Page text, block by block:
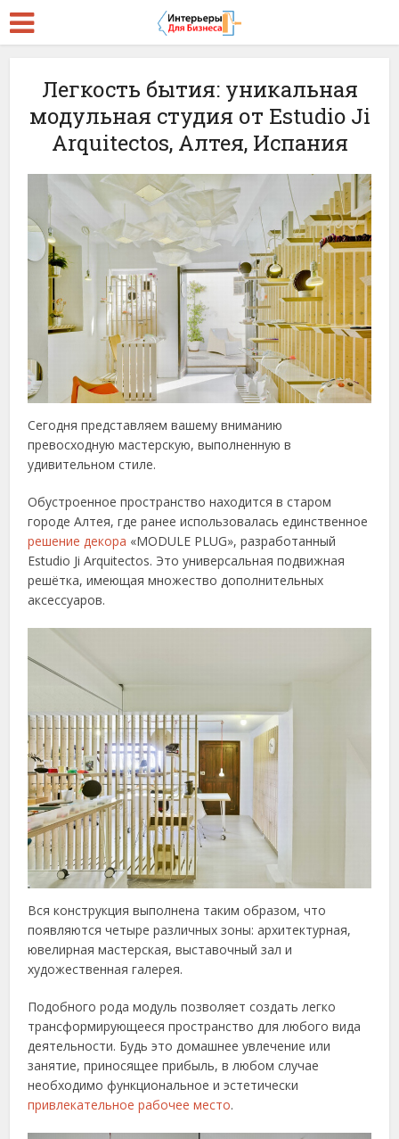
Легкость бытия: уникальная
модульная студия от Estudio Ji
Arquitectos, Алтея, Испания
Сегодня представляем вашему вниманию
превосходную мастерскую, выполненную в
удивительном стиле.
Обустроенное пространство находится в старом
городе Алтея, где ранее использовалась единственное
решение декора «MODULE PLUG», разработанный
Estudio Ji Arquitectos. Это универсальная подвижная
решётка, имеющая множество дополнительных
аксессуаров.
Вся конструкция выполнена таким образом, что
появляются четыре различных зоны: архитектурная,
ювелирная мастерская, выставочный зал и
художественная галерея.
Подобного рода модуль позволяет создать легко
трансформирующееся пространство для любого вида
деятельности. Будь это домашнее увлечение или
занятие, приносящее прибыль, в любом случае
необходимо функциональное и эстетически
привлекательное рабочее место.